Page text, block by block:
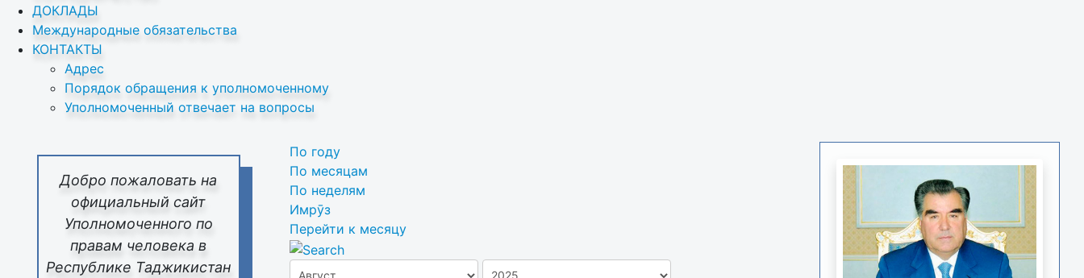
ДОКЛАДЫ
Международные обязательства
КОНТАКТЫ
Адрес
Порядок обращения к уполномоченному
Уполномоченный отвечает на вопросы
Добро пожаловать на
официальный сайт
Уполномоченного по
правам человека в
Республике Таджикистан
По году
По месяцам
По неделям
Имрӯз
Перейти к месяцу